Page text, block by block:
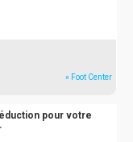
» Foot Center
pour votre